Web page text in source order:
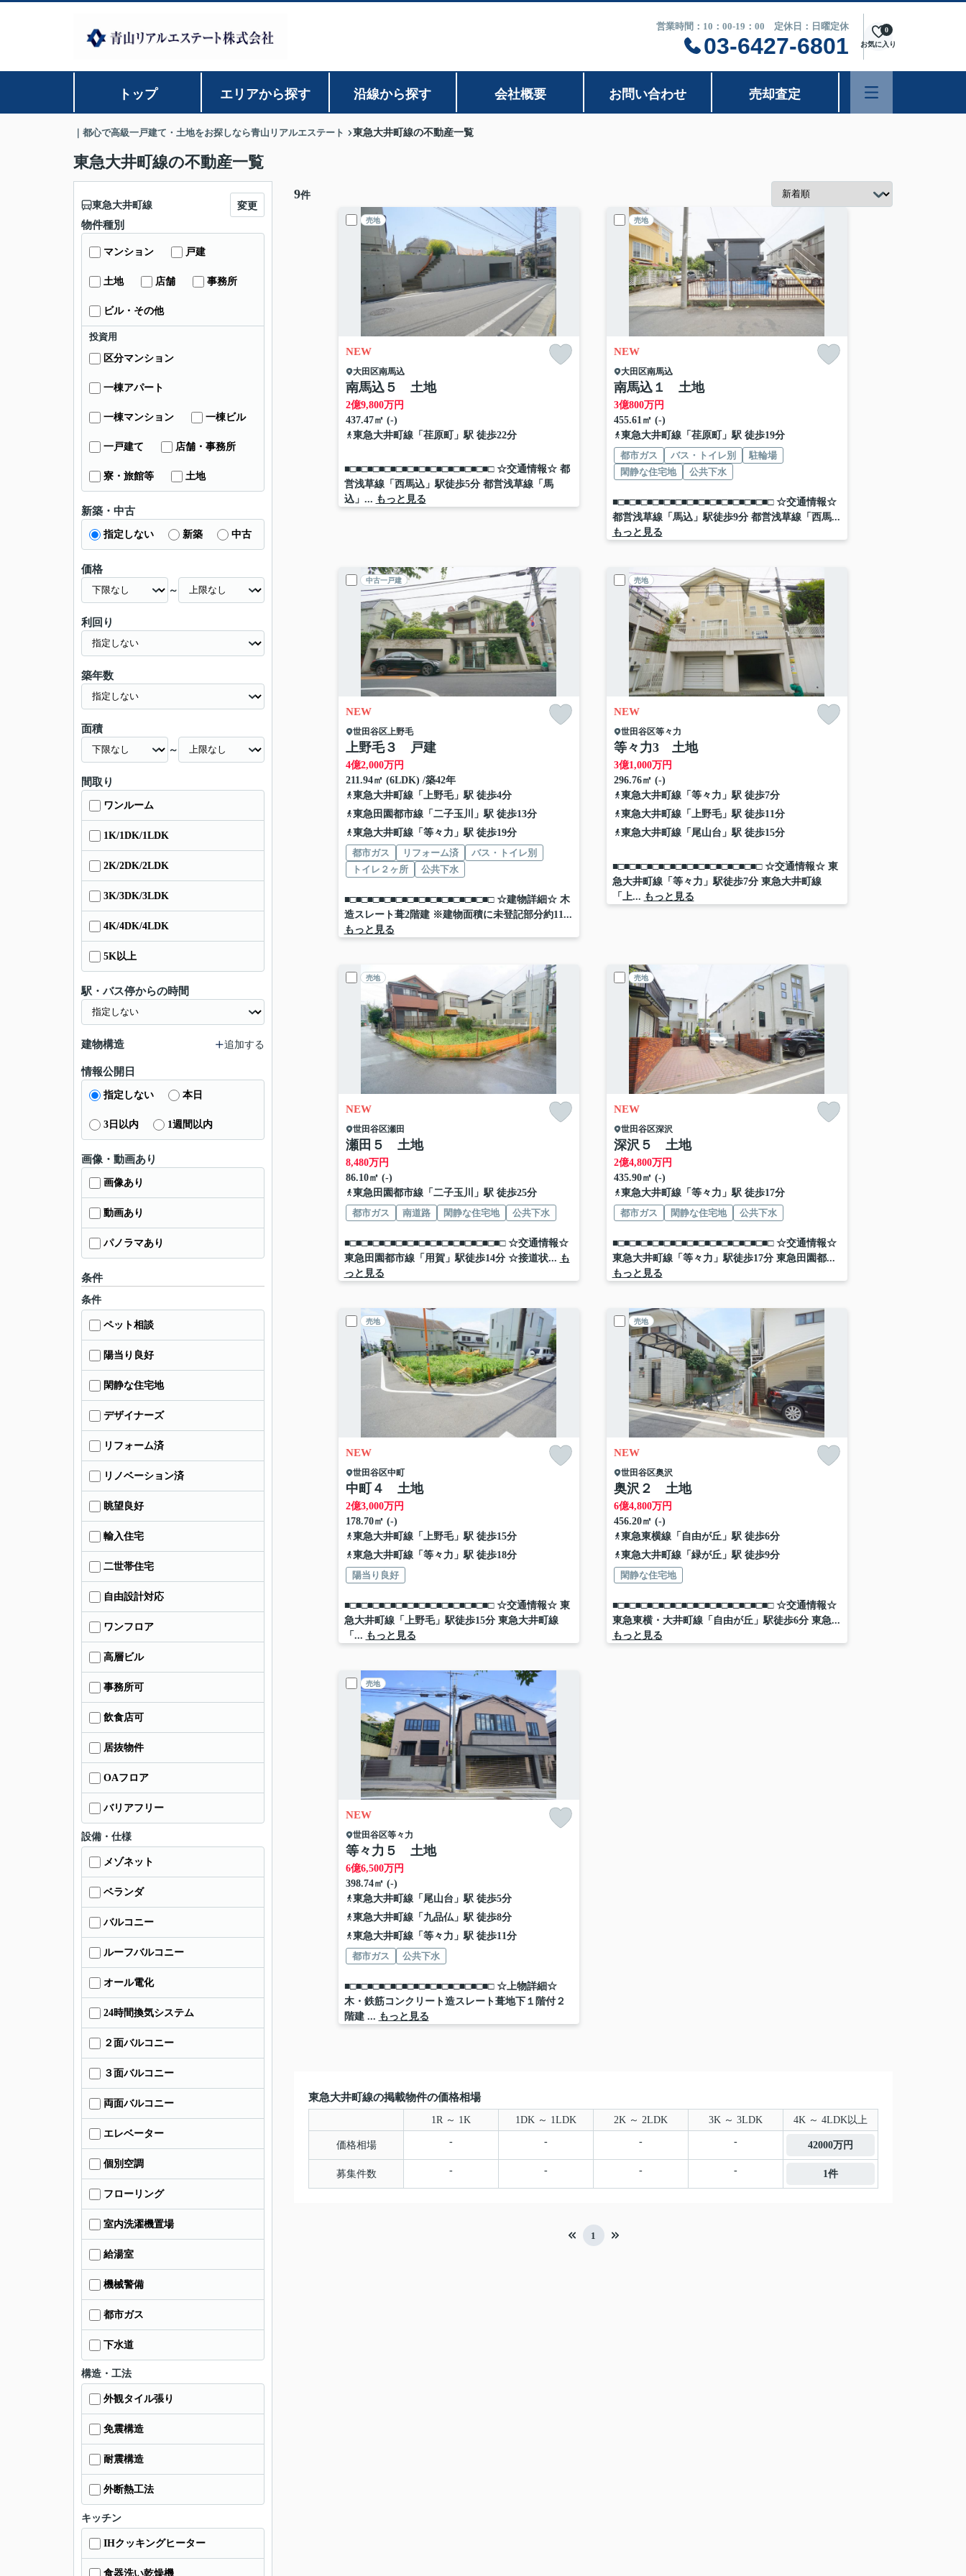
営業時間：10：00-19：00 定休日：日曜定休
03-6427-6801 お気に入り
0
トップ エリアから探す 沿線から探す 会社概要 お問い合わせ 売却査定
｜都心で高級一戸建て・土地をお探しなら青山リアルエステート 東急大井町線の不動産一覧
東急大井町線の不動産一覧
9件
売地
NEW
大田区南馬込
南馬込５ 土地
2億9,800万円
437.47㎡ (-)
東急大井町線「 荏原町 」駅 徒歩22分
■□■□■□■□■□■□■□■□■□■□■□■□■□ ☆交通情報☆ 都
営浅草線「西馬込」駅徒歩5分 都営浅草線「馬
込」... もっと見る
売地
NEW
大田区南馬込
南馬込１ 土地
3億800万円
455.61㎡ (-)
東急大井町線「 荏原町
」駅 徒歩19分
都市ガス
バス・トイレ別
駐輪場
閑静な住宅地
公共下水
■□■□■□■□■□■□■□■□■□■□■□■□■□■□ ☆交通情報☆
都営浅草線「馬込」駅徒歩9分 都営浅草線「西馬...
もっと見る
中古一戸建
NEW
世田谷区上野毛
上野毛３ 戸建
4億2,000万円
211.94㎡ (6LDK) /築42年
東急大井町線「 上野毛」駅 徒歩4分
東急田園都市線「 二子玉川
」駅 徒歩13分
東急大井町線「 等々力 」駅 徒歩19分
都市ガス
リフォーム済
バス・トイレ別
トイレ２ヶ所
公共下水
■□■□■□■□■□■□■□■□■□■□■□■□■□ ☆建物詳細☆ 木
造スレート葺2階建 ※建物面積に未登記部分約11...
もっと見る
売地
NEW
世田谷区等々力
等々力3 土地
3億1,000万円
296.76㎡ (-)
東急大井町線「 等々力 」駅 徒歩7分
東急大井町線「 上野毛」駅 徒歩11分
東急大井町線「 尾山台 」駅 徒歩15分
■□■□■□■□■□■□■□■□■□■□■□■□■□ ☆交通情報☆ 東
急大井町線「等々力」駅徒歩7分 東急大井町線
「上... もっと見る
売地
NEW
世田谷区瀬田
瀬田５ 土地
8,480万円
86.10㎡ (-)
東急田園都市線「 二子玉川
」駅 徒歩25分
都市ガス
南道路 閑静な住宅地 公共下水
■□■□■□■□■□■□■□■□■□■□■□■□■□■□ ☆交通情報☆
東急田園都市線「用賀」駅徒歩14分 ☆接道状... も
っと見る
売地
NEW
世田谷区深沢
深沢５ 土地
2億4,800万円
435.90㎡ (-)
東急大井町線「 等々力 」駅 徒歩17分
都市ガス
閑静な住宅地 公共下水
■□■□■□■□■□■□■□■□■□■□■□■□■□■□ ☆交通情報☆
東急大井町線「等々力」駅徒歩17分 東急田園都...
もっと見る
売地
NEW
世田谷区中町
中町４ 土地
2億3,000万円
178.70㎡ (-)
東急大井町線「 上野毛」駅 徒歩15分
東急大井町線「 等々力 」駅 徒歩18分
陽当り良好
■□■□■□■□■□■□■□■□■□■□■□■□■□ ☆交通情報☆ 東
急大井町線「上野毛」駅徒歩15分 東急大井町線
「... もっと見る
売地
NEW
世田谷区奥沢
奥沢２ 土地
6億4,800万円
456.20㎡ (-)
東急東横線「 自由が丘」駅 徒歩6分
東急大井町線「 緑が丘」駅 徒歩9分
閑静な住宅地
■□■□■□■□■□■□■□■□■□■□■□■□■□■□ ☆交通情報☆
東急東横・大井町線「自由が丘」駅徒歩6分 東急...
もっと見る
売地
NEW
世田谷区等々力
等々力５ 土地
6億6,500万円
398.74㎡ (-)
東急大井町線「 尾山台 」駅 徒歩5分
東急大井町線「 九品仏」駅 徒歩8分
東急大井町線「 等々力 」駅 徒歩11分
都市ガス
公共下水
■□■□■□■□■□■□■□■□■□■□■□■□■□ ☆上物詳細☆
木・鉄筋コンクリート造スレート葺地下１階付２
階建 ... もっと見る
東急大井町線の掲載物件の価格相場
1R ～ 1K 1DK ～ 1LDK 2K ～ 2LDK 3K ～ 3LDK 4K ～ 4LDK以上
価格相場 - - - - 42000万円
募集件数 - - - - 1件
1
東急大井町線 変更
物件種別
マンション 戸建
土地 店舗 事務所
ビル・その他
投資用
区分マンション
一棟アパート
一棟マンション 一棟ビル
一戸建て 店舗・事務所
寮・旅館等 土地
新築・中古
指定しない 新築 中古
価格
～
利回り
築年数
面積
～
間取り
ワンルーム
1K/1DK/1LDK
2K/2DK/2LDK
3K/3DK/3LDK
4K/4DK/4LDK
5K以上
駅・バス停からの時間
建物構造 追加する
情報公開日
指定しない 本日
3日以内 1週間以内
画像・動画あり
画像あり
動画あり
パノラマあり
条件
条件
ペット相談
陽当り良好
閑静な住宅地
デザイナーズ
リフォーム済
リノベーション済
眺望良好
輸入住宅
二世帯住宅
自由設計対応
ワンフロア
高層ビル
事務所可
飲食店可
居抜物件
OAフロア
バリアフリー
設備・仕様
メゾネット
ベランダ
バルコニー
ルーフバルコニー
オール電化
24時間換気システム
２面バルコニー
３面バルコニー
両面バルコニー
エレベーター
個別空調
フローリング
室内洗濯機置場
給湯室
機械警備
都市ガス
下水道
構造・工法
外観タイル張り
免震構造
耐震構造
外断熱工法
キッチン
IHクッキングヒーター
食器洗い乾燥機